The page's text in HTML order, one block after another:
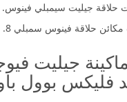
حلاقة جيليت سيمبلي فينوس.
حلاقة فينوس سمبلي 8.
جيليت
فليكس بوول